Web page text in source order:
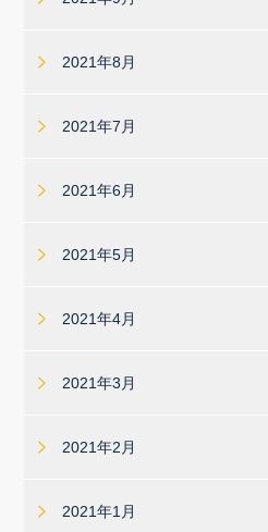
2021年8月
2021年7月
2021年6月
2021年5月
2021年4月
2021年3月
2021年2月
2021年1月